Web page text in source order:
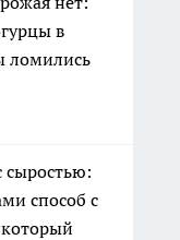
в
ломились
сыростью:
способ с